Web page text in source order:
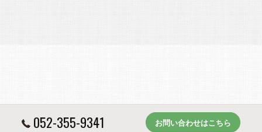
052-355-9341 お問い合わせはこちら